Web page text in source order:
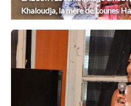
Khaloudja, la mère de Lounes